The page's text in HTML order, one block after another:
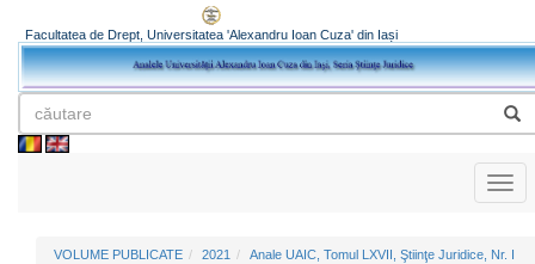
Facultatea de Drept, Universitatea 'Alexandru Ioan Cuza' din Iași
VOLUME PUBLICATE 2021
Anale UAIC, Tomul LXVII, Ştiinţe Juridice, Nr. I